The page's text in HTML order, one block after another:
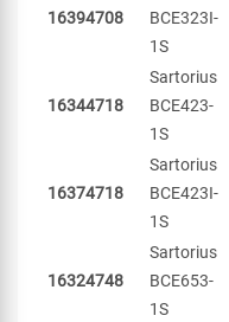
16394708
BCE323I-
1S
16344718
Sartorius
BCE423-
1S
16374718
Sartorius
BCE423I-
1S
16324748
Sartorius
BCE653-
1S